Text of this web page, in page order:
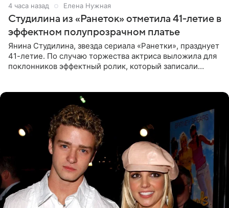
4 часа назад Елена Нужная
Студилина из «Ранеток» отметила 41-летие в
эффектном полупрозрачном платье
Янина Студилина, звезда сериала «Ранетки», празднует
41-летие. По случаю торжества актриса выложила для
поклонников эффектный ролик, который записали